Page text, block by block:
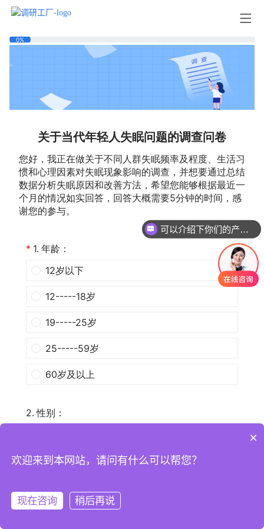
注册
×
欢迎来到本网站，请问有什么可以帮您？
现在咨询 稍后再说